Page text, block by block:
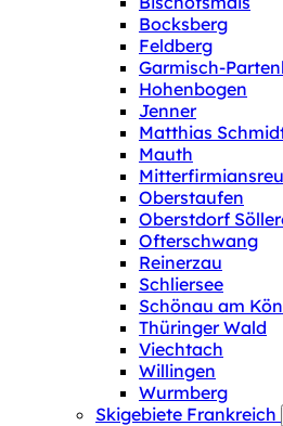
Bocksberg
Feldberg
Garmisch-
Hohenbogen
Jenner
Matthias
Mauth
Oberstaufen
Oberstdorf
Ofterschwang
Reinerzau
Schliersee
Schönau am
Thüringer Wald
Viechtach
Willingen
Wurmberg
Skigebiete Frankreich